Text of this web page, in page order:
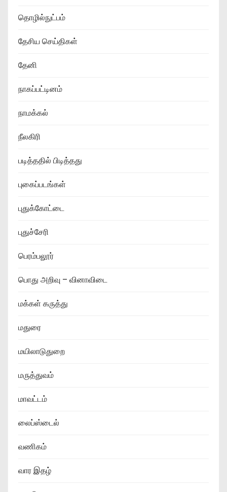
தொழில்நுட்பம்
தேசிய செய்திகள்
தேனி
நாகப்பட்டினம்
நாமக்கல்
நீலகிரி
படித்ததில் பிடித்தது
புகைப்படங்கள்
புதுக்கோட்டை
புதுச்சேரி
பெரம்பலூர்
பொது அறிவு – வினாவிடை
மக்கள் கருத்து
மதுரை
மயிலாடுதுறை
மருத்துவம்
மாவட்டம்
லைப்ஸ்டைல்
வணிகம்
வார இதழ்